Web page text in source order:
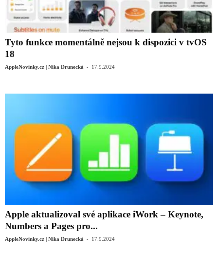
Tyto funkce momentálně nejsou k dispozici v tvOS
18
AppleNovinky.cz | Nika Drunecká - 17.9.2024
Apple aktualizoval své aplikace iWork – Keynote,
Numbers a Pages pro...
AppleNovinky.cz | Nika Drunecká - 17.9.2024